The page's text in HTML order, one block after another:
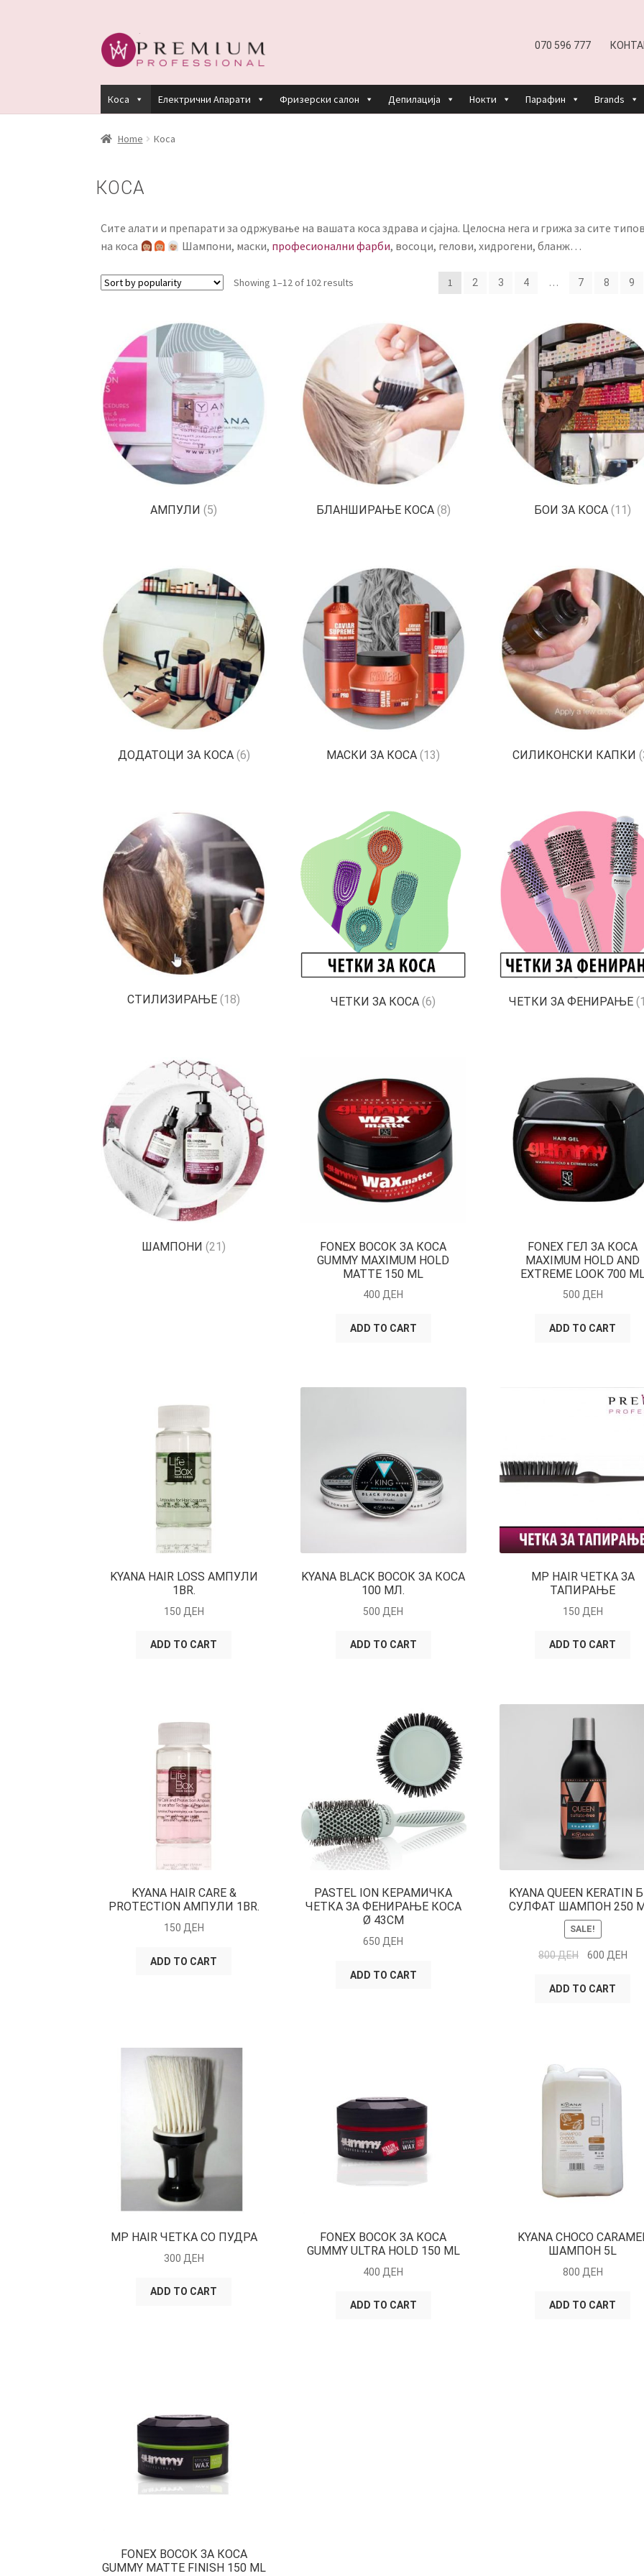
Skip
to
Skip
to
070 596 777
Коса Електрични Апарати Фризерски салон Депилација Нокти Парафин Brands
HOME PREMIUM PROFESSIONAL LINKS
Home Коса
КОСА
Сите алати и препарати за одржување на вашата коса здрава и сјајна. Целосна нега и грижа за сите
на коса
Шампони, маски, професионални фарби, восоци, гелови, хидрогени, бланж…
Showing 1–12 of 102 results 1 2 3 4 … 7 8 9
АМПУЛИ(5) БЛАНШИРАЊЕ КОСА (8) БОИ ЗА КОСА(11)
ДОДАТОЦИ ЗА КОСА (6) МАСКИ ЗА КОСА(13) СИЛИКОНСКИ КАПКИ
СТИЛИЗИРАЊЕ(18) ЧЕТКИ ЗА КОСА(6) ЧЕТКИ ЗА ФЕНИРАЊЕ
ШАМПОНИ(21)
FONEX ВОСОК ЗА КОСА
GUMMY MAXIMUM HOLD
MATTE 150 ML
400ДЕН
ADD TO CART
FONEX ГЕЛ ЗА КОСА
MAXIMUM HOLD AND
EXTREME LOOK 700
500 ДЕН
ADD TO CART
KYANA HAIR LOSS АМПУЛИ
1BR.
150 ДЕН
ADD TO CART
KYANA BLACK ВОСОК ЗА КОСА
100 МЛ.
500 ДЕН
ADD TO CART
MP HAIR ЧЕТКА ЗА
ТАПИРАЊЕ
150 ДЕН
ADD TO CART
KYANA HAIR CARE &
PROTECTION АМПУЛИ 1BR.
150 ДЕН
ADD TO CART
PASTEL ION КЕРАМИЧКА
ЧЕТКА ЗА ФЕНИРАЊЕ КОСА
Ø 43CM
650 ДЕН
ADD TO CART
KYANA QUEEN KERATIN
СУЛФАТ ШАМПОН 250
SALE!
800ДЕН 600 ДЕН
ADD TO CART
MP HAIR ЧЕТКА СО ПУДРА
300 ДЕН
ADD TO CART
FONEX ВОСОК ЗА КОСА
GUMMY ULTRA HOLD 150 ML
400 ДЕН
ADD TO CART
KYANA CHOCO
ШАМПОН 5L
800 ДЕН
ADD TO CART
FONEX ВОСОК ЗА КОСА
GUMMY MATTE FINISH 150 ML